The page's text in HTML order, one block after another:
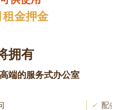
租金押金
拥有
端的服务式办公室
配